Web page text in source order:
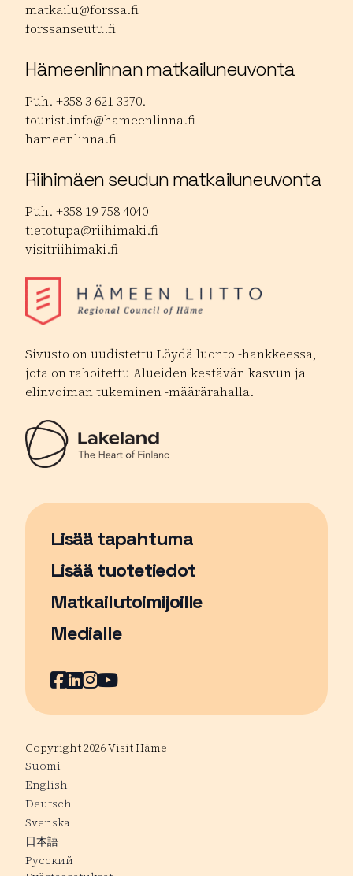
matkailu@forssa.fi
forssanseutu.fi
Hämeenlinnan matkailuneuvonta
Puh. +358 3 621 3370.
tourist.info@hameenlinna.fi
hameenlinna.fi
Riihimäen seudun matkailuneuvonta
Puh. +358 19 758 4040
tietotupa@riihimaki.fi
visitriihimaki.fi
Sivusto on uudistettu Löydä luonto -hankkeessa,
jota on rahoitettu Alueiden kestävän kasvun ja
elinvoiman tukeminen -määrärahalla.
Lisää tapahtuma
Sivu avautuu uudessa ikkunassa
Lisää tuotetiedot
Matkailutoimijoille
Medialle
Facebook
Sivu avautuu uudessa ikkunassa
LinkedIn
Sivu avautuu uudessa ikkunassa
Instagram
Sivu avautuu uudessa
YouTube
Sivu avautuu uudessa
Copyright 2026 Visit Häme
Suomi
English
Deutsch
Svenska
日本語
Русский